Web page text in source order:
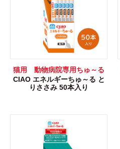
猫用 動物病院専用ちゅ～る
CIAO エネルギーちゅ～る と
りささみ 50本入り